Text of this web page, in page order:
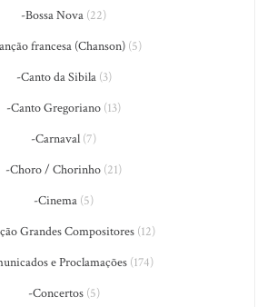
-Bossa Nova (22)
francesa (Chanson)(5)
-Canto da Sibila(3)
-Canto Gregoriano (13)
-Carnaval (7)
-Choro / Chorinho (21)
-Cinema (5)
Grandes Compositores(12)
e Proclamações(174)
-Concertos(5)